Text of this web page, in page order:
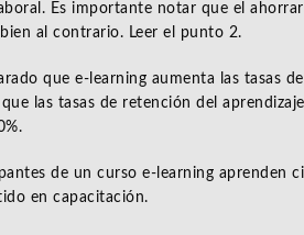
Es importante notar que el
al contrario. Leer el punto 2.
que e-learning aumenta las tasas
las tasas de retención del aprendizaje
de un curso e-learning aprenden
en capacitación.